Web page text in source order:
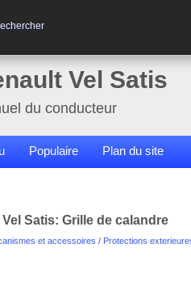
Vel Satis
du conducteur
Populaire Plan du site
Satis: Grille de calandre
et accessoires / Protections